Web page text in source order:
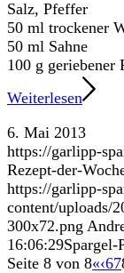
Salz, Pfeffer
50 ml trockener
50 ml Sahne
100 g geriebener
Weiterlesen
6. Mai 2013
https://garlipp-
Rezept-der-
https://garlipp-
content/uploads/
300x72.png
16:06:29Spargel-
Seite 8 von 8«‹67